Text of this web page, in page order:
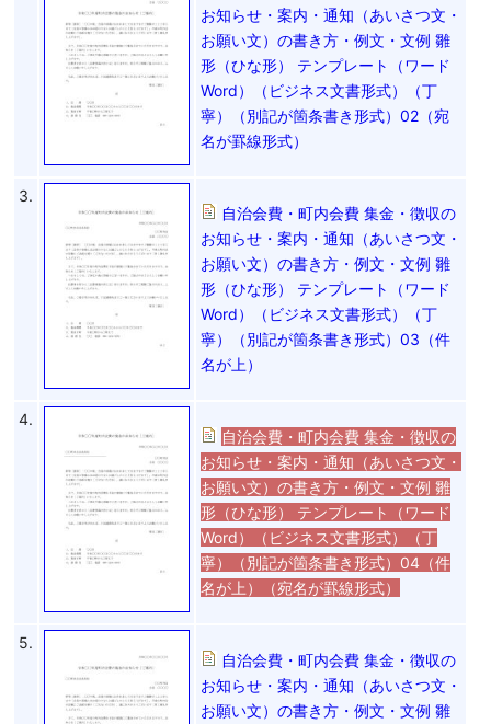
お知らせ・案内・通知（あいさつ文・
お願い文）の書き方・例文・文例 雛
形（ひな形） テンプレート（ワード
Word）（ビジネス文書形式）（丁
寧）（別記が箇条書き形式）02（宛
名が罫線形式）
3.
自治会費・町内会費 集金・徴収の
お知らせ・案内・通知（あいさつ文・
お願い文）の書き方・例文・文例 雛
形（ひな形） テンプレート（ワード
Word）（ビジネス文書形式）（丁
寧）（別記が箇条書き形式）03（件
名が上）
4.
自治会費・町内会費 集金・徴収の
お知らせ・案内・通知（あいさつ文・
お願い文）の書き方・例文・文例 雛
形（ひな形） テンプレート（ワード
Word）（ビジネス文書形式）（丁
寧）（別記が箇条書き形式）04（件
名が上）（宛名が罫線形式）
5.
自治会費・町内会費 集金・徴収の
お知らせ・案内・通知（あいさつ文・
お願い文）の書き方・例文・文例 雛